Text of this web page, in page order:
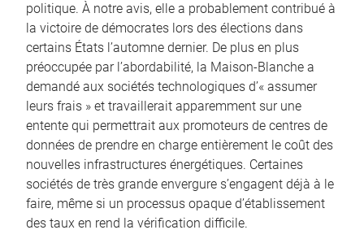
politique. À notre avis, elle a probablement contribué à
la victoire de démocrates lors des élections dans
certains États l’automne dernier. De plus en plus
préoccupée par l’abordabilité, la Maison-Blanche a
demandé aux sociétés technologiques d’« assumer
leurs frais » et travaillerait apparemment sur une
entente qui permettrait aux promoteurs de centres de
données de prendre en charge entièrement le coût des
nouvelles infrastructures énergétiques. Certaines
sociétés de très grande envergure s’engagent déjà à le
faire, même si un processus opaque d’établissement
des taux en rend la vérification difficile.